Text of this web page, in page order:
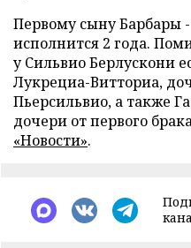
Первому сыну Барбары
исполнится 2 года.
у Сильвио Берлускони
Лукрециа-Витториа,
Пьерсильвио, а также
дочери от первого
«Новости».